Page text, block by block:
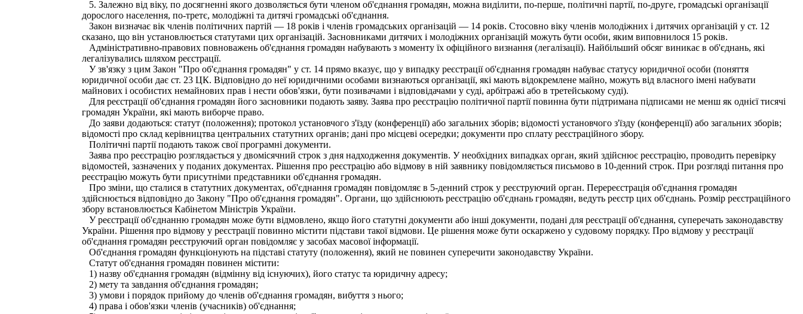
5. Залежно від віку, по досягненні якого дозволяється бути членом об'єднання громадян, можна виділити, по-перше, політичні партії, по-друге, громадські організації
дорослого населення, по-третє, молодіжні та дитячі громадські об'єднання.
Закон визначає вік членів політичних партій — 18 років і членів громадських організацій — 14 років. Стосовно віку членів молодіжних і дитячих організацій у ст. 12
сказано, що він установлюється статутами цих організацій. Засновниками дитячих і молодіжних організацій можуть бути особи, яким виповнилося 15 років.
Адміністративно-правових повноважень об'єднання громадян набувають з моменту їх офіційного визнання (легалізації). Найбільший обсяг виникає в об'єднань, які
легалізувались шляхом реєстрації.
У зв'язку з цим Закон "Про об'єднання громадян" у ст. 14 прямо вказує, що у випадку реєстрації об'єднання громадян набуває статусу юридичної особи (поняття
юридичної особи дає ст. 23 ЦК. Відповідно до неї юридичними особами визнаються організації, які мають відокремлене майно, можуть від власного імені набувати
майнових і особистих немайнових прав і нести обов'язки, бути позивачами і відповідачами у суді, арбітражі або в третейському суді).
Для реєстрації об'єднання громадян його засновники подають заяву. Заява про реєстрацію політичної партії повинна бути підтримана підписами не менш як однієї тисячі
громадян України, які мають виборче право.
До заяви додаються: статут (положення); протокол установчого з'їзду (конференції) або загальних зборів; відомості установчого з'їзду (конференції) або загальних зборів;
відомості про склад керівництва центральних статутних органів; дані про місцеві осередки; документи про сплату реєстраційного збору.
Політичні партії подають також свої програмні документи.
Заява про реєстрацію розглядається у двомісячний строк з дня надходження документів. У необхідних випадках орган, який здійснює реєстрацію, проводить перевірку
відомостей, зазначених у поданих документах. Рішення про реєстрацію або відмову в ній заявнику повідомляється письмово в 10-денний строк. При розгляді питання про
реєстрацію можуть бути присутніми представники об'єднання громадян.
Про зміни, що сталися в статутних документах, об'єднання громадян повідомляє в 5-денний строк у реєструючий орган. Перереєстрація об'єднання громадян
здійснюється відповідно до Закону "Про об'єднання громадян". Органи, що здійснюють реєстрацію об'єднань громадян, ведуть реєстр цих об'єднань. Розмір реєстраційного
збору встановлюється Кабінетом Міністрів України.
У реєстрації об'єднанню громадян може бути відмовлено, якщо його статутні документи або інші документи, подані для реєстрації об'єднання, суперечать законодавству
України. Рішення про відмову у реєстрації повинно містити підстави такої відмови. Це рішення може бути оскаржено у судовому порядку. Про відмову у реєстрації
об'єднання громадян реєструючий орган повідомляє у засобах масової інформації.
Об'єднання громадян функціонують на підставі статуту (положення), який не повинен суперечити законодавству України.
Статут об'єднання громадян повинен містити:
1) назву об'єднання громадян (відмінну від існуючих), його статус та юридичну адресу;
2) мету та завдання об'єднання громадян;
3) умови і порядок прийому до членів об'єднання громадян, вибуття з нього;
4) права і обов'язки членів (учасників) об'єднання;